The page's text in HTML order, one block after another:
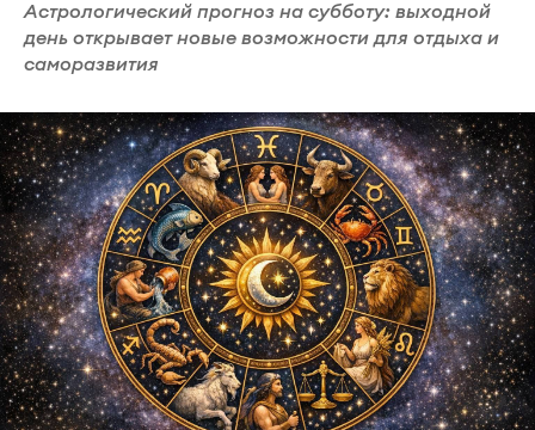
Астрологический прогноз на субботу: выходной
день открывает новые возможности для отдыха и
саморазвития